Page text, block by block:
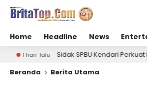
Home Headline News
Kendari Perkuat Pengawasan Stok dan
Beranda Berita Utama